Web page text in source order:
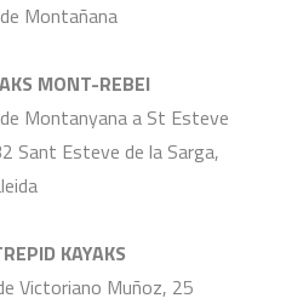
Montañana
MONT-REBEI
Montanyana a St Esteve
Sant Esteve de la Sarga,
KAYAKS
Victoriano Muñoz, 25